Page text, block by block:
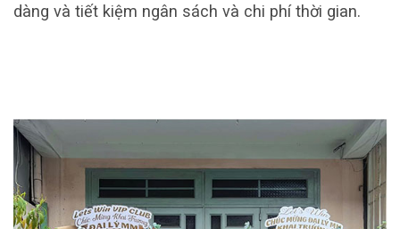
dàng và tiết kiệm ngân sách và chi phí thời gian.